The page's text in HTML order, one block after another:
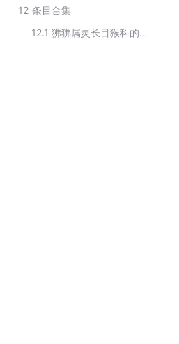
12 条目合集
12.1
狒狒属灵长目猴科的分类